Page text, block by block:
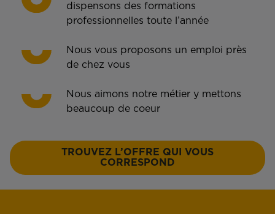
dispensons des formations
professionnelles toute l’année
Nous vous proposons un emploi près
de chez vous
Nous aimons notre métier y mettons
beaucoup de coeur
TROUVEZ L’OFFRE QUI VOUS
CORRESPOND